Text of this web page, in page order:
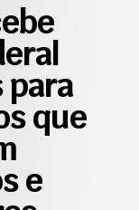
para
que
e